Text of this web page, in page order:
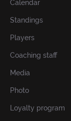
Calendar
Standings
Players
Coaching staff
Media
Photo
Loyalty program